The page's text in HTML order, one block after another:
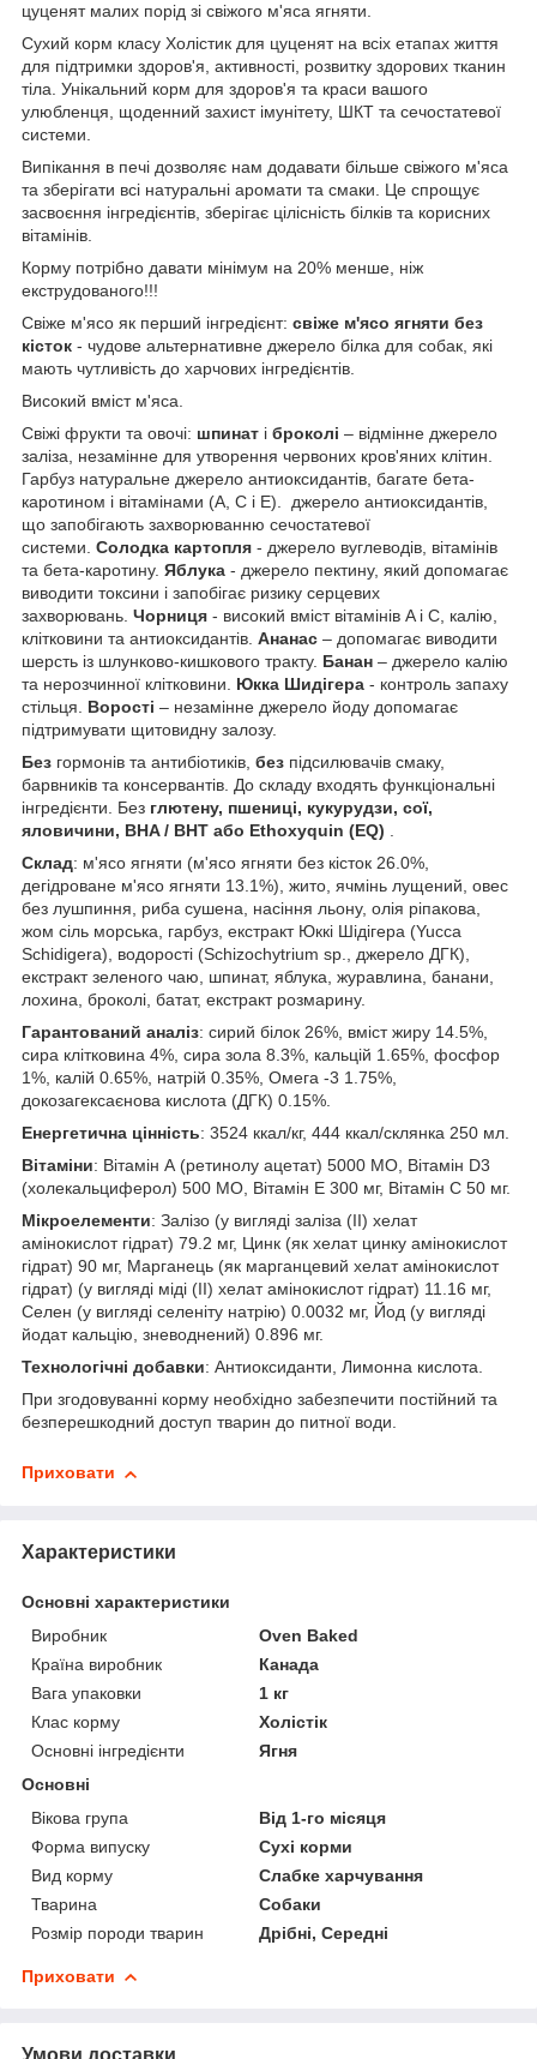
цуценят малих порід зі свіжого м'яса ягняти.
Сухий корм класу Холістик для цуценят на всіх етапах життя
для підтримки здоров'я, активності, розвитку здорових тканин
тіла. Унікальний корм для здоров'я та краси вашого
улюбленця, щоденний захист імунітету, ШКТ та сечостатевої
системи.
Випікання в печі дозволяє нам додавати більше свіжого м'яса
та зберігати всі натуральні аромати та смаки. Це спрощує
засвоєння інгредієнтів, зберігає цілісність білків та корисних
вітамінів.
Корму потрібно давати мінімум на 20% менше, ніж
екструдованого!!!
Свіже м'ясо як перший інгредієнт: свіже м'ясо ягняти без
кісток - чудове альтернативне джерело білка для собак, які
мають чутливість до харчових інгредієнтів.
Високий вміст м'яса.
Свіжі фрукти та овочі: шпинат і броколі – відмінне джерело
заліза, незамінне для утворення червоних кров'яних клітин.
Гарбуз натуральне джерело антиоксидантів, багате бета-
каротином і вітамінами (A, C і E). джерело антиоксидантів,
що запобігають захворюванню сечостатевої
системи. Солодка картопля - джерело вуглеводів, вітамінів
та бета-каротину. Яблука - джерело пектину, який допомагає
виводити токсини і запобігає ризику серцевих
захворювань. Чорниця - високий вміст вітамінів A і C, калію,
клітковини та антиоксидантів. Ананас – допомагає виводити
шерсть із шлунково-кишкового тракту. Банан – джерело калію
та нерозчинної клітковини. Юкка Шидігера - контроль запаху
стільця. Ворості – незамінне джерело йоду допомагає
підтримувати щитовидну залозу.
Без гормонів та антибіотиків, без підсилювачів смаку,
барвників та консервантів. До складу входять функціональні
інгредієнти. Без глютену, пшениці, кукурудзи, сої,
яловичини, BHA / BHT або Ethoxyquin (EQ) .
Склад: м'ясо ягняти (м'ясо ягняти без кісток 26.0%,
дегідроване м'ясо ягняти 13.1%), жито, ячмінь лущений, овес
без лушпиння, риба сушена, насіння льону, олія ріпакова,
жом сіль морська, гарбуз, екстракт Юккі Шідігера (Yucca
Schidigera), водорості (Schizochytrium sp., джерело ДГК),
екстракт зеленого чаю, шпинат, яблука, журавлина, банани,
лохина, броколі, батат, екстракт розмарину.
Гарантований аналіз: сирий білок 26%, вміст жиру 14.5%,
сира клітковина 4%, сира зола 8.3%, кальцій 1.65%, фосфор
1%, калій 0.65%, натрій 0.35%, Омега -3 1.75%,
докозагексаєнова кислота (ДГК) 0.15%.
Енергетична цінність: 3524 ккал/кг, 444 ккал/склянка 250 мл.
Вітаміни: Вітамін А (ретинолу ацетат) 5000 МО, Вітамін D3
(холекальциферол) 500 МО, Вітамін Е 300 мг, Вітамін С 50 мг.
Мікроелементи: Залізо (у вигляді заліза (II) хелат
амінокислот гідрат) 79.2 мг, Цинк (як хелат цинку амінокислот
гідрат) 90 мг, Марганець (як марганцевий хелат амінокислот
гідрат) (у вигляді міді (II) хелат амінокислот гідрат) 11.16 мг,
Селен (у вигляді селеніту натрію) 0.0032 мг, Йод (у вигляді
йодат кальцію, зневоднений) 0.896 мг.
Технологічні добавки: Антиоксиданти, Лимонна кислота.
При згодовуванні корму необхідно забезпечити постійний та
безперешкодний доступ тварин до питної води.
Приховати
Характеристики
Основні характеристики
Виробник
Oven Baked
Країна виробник
Канада
Вага упаковки
1 кг
Клас корму
Холістік
Основні інгредієнти
Ягня
Основні
Вікова група
Від 1-го місяця
Форма випуску
Сухі корми
Вид корму
Слабке харчування
Тварина
Собаки
Розмір породи тварин
Дрібні, Середні
Приховати
Умови доставки